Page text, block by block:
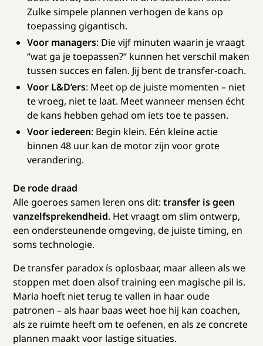
Zulke simpele plannen verhogen de kans op
toepassing gigantisch.
Voor managers: Die vijf minuten waarin je vraagt
“wat ga je toepassen?” kunnen het verschil maken
tussen succes en falen. Jij bent de transfer-coach.
Voor L&D’ers: Meet op de juiste momenten – niet
te vroeg, niet te laat. Meet wanneer mensen écht
de kans hebben gehad om iets toe te passen.
Voor iedereen: Begin klein. Eén kleine actie
binnen 48 uur kan de motor zijn voor grote
verandering.
De rode draad
Alle goeroes samen leren ons dit:transfer is geen
vanzelfsprekendheid. Het vraagt om slim ontwerp,
een ondersteunende omgeving, de juiste timing, en
soms technologie.
De transfer paradox ís oplosbaar, maar alleen als we
stoppen met doen alsof training een magische pil is.
Maria hoeft niet terug te vallen in haar oude
patronen – als haar baas weet hoe hij kan coachen,
als ze ruimte heeft om te oefenen, en als ze concrete
plannen maakt voor lastige situaties.